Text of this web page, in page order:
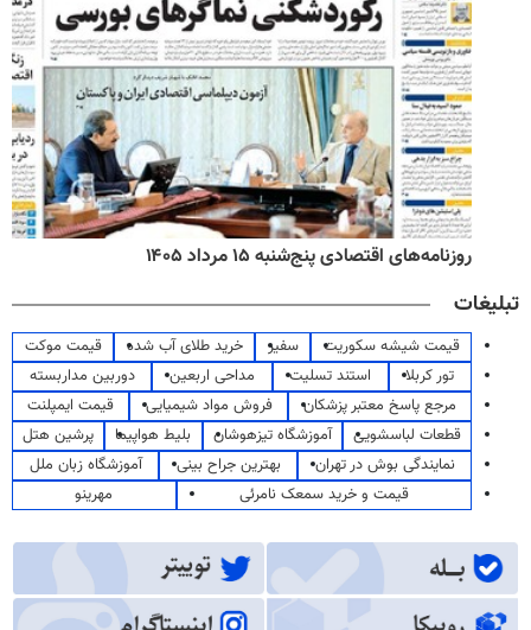
روزنامه‌های اقتصادی پنج‌شنبه ۱۵ مرداد ۱۴۰۵
تبلیغات
قیمت شیشه سکوریت سفیر خرید طلای آب شده
قیمت موکت
تور کربلا
استند تسلیت مداحی اربعین
دوربین مداربسته
مرجع پاسخ معتبر پزشکان
فروش مواد شیمیایی
قیمت ایمپلنت
قطعات لباسشویی
آموزشگاه تیزهوشان بلیط هواپیما
پرشین هتل
نمایندگی بوش در تهران
بهترین جراح بینی
آموزشگاه زبان ملل
قیمت و خرید سمعک نامرئی
مهرینو